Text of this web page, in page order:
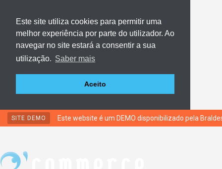
Este site utiliza cookies para permitir uma
melhor experiência por parte do utilizador. Ao
navegar no site estará a consentir a sua
utilização. Saber mais
Aceito
SITE DEMO Este website é um DEMO disponibilizado pela